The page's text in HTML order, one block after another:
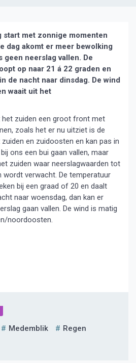
start met zonnige momenten
dag akomt er meer bewolking
geen neerslag vallen. De
op naar 21 á 22 graden en
de nacht naar dinsdag. De wind
waait uit het
het zuiden een groot front met
zoals het er nu uitziet is de
en zuidoosten en kan pas in
ons een bui gaan vallen, maar
zuiden waar neerslagwaarden tot
wordt verwacht. De temperatuur
bij een graad of 20 en daalt
naar woensdag, dan kan er
gaan vallen. De wind is matig
noordoosten.
Medemblik
Regen